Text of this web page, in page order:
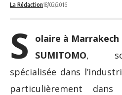
La Rédaction18/02/2016
S
olaire à Marrakech
SUMITOMO,
spécialisée dans
particulièrement